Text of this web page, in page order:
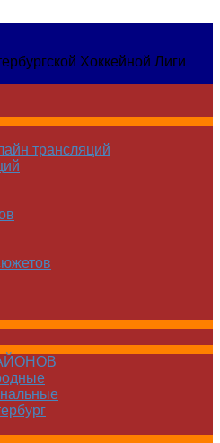
Хоккейной Лиги
трансляций